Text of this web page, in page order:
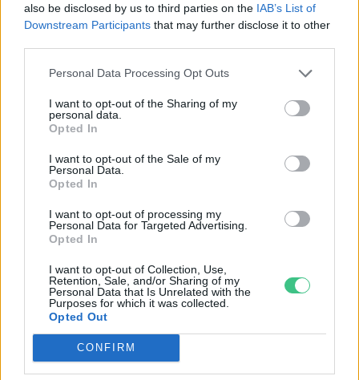
also be disclosed by us to third parties on the IAB’s List of
Downstream Participants that may further disclose it to other
Personal Data Processing Opt Outs
I want to opt-out of the Sharing of my
personal data.
Opted In
I want to opt-out of the Sale of my
Personal Data.
Opted In
I want to opt-out of processing my
Personal Data for Targeted Advertising.
Opted In
I want to opt-out of Collection, Use,
Retention, Sale, and/or Sharing of my
Personal Data that Is Unrelated with the
Purposes for which it was collected.
Opted Out
CONFIRM
Négy éven belül valósággá válhatnak az
elektromos repülőjáratok Európában
KÖZLEKEDÉS
Történelmi aszály sújtja Nagy-
Britanniát is
SZEMLE